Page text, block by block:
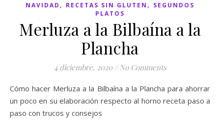
NAVIDAD , RECETAS SIN GLUTEN , SEGUNDOS
PLATOS
Merluza a la Bilbaína a la
Plancha
4 diciembre, 2020 / No Comments
Cómo hacer Merluza a la Bilbaína a la Plancha para ahorrar
un poco en su elaboración respecto al horno receta paso a
paso con trucos y consejos